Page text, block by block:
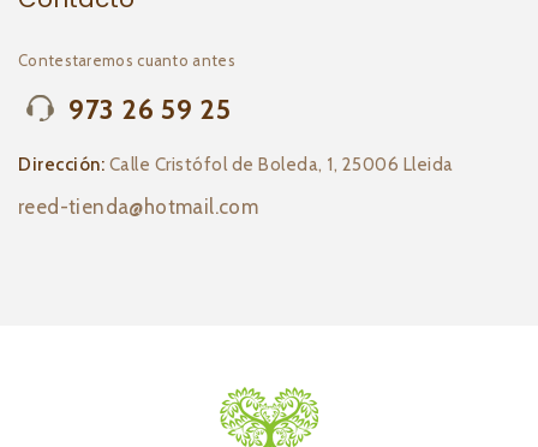
Contestaremos cuanto antes
973 26 59 25
Dirección: Calle Cristófol de Boleda, 1, 25006 Lleida
reed-tienda@hotmail.com